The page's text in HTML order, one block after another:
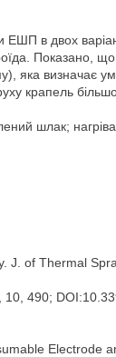
ЕШП в двох
Показано,
яка визначає
крапель
шлак;
J. of Thermal
490;
Electrode